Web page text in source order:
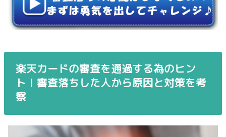
楽天カードの審査を通過する為のヒン
ト！審査落ちした人から原因と対策を考
察